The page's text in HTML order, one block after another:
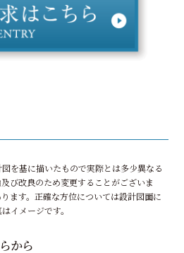
を基に描いたもので実際とは多少異なる
び改良のため変更することがございま
ます。正確な方位については設計図面に
イメージです。
から